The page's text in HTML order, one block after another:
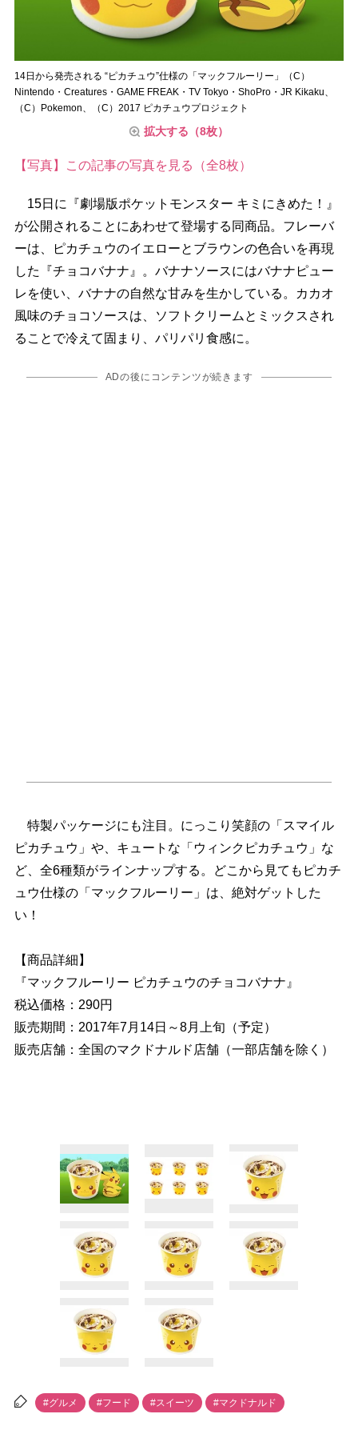
14日から発売される “ピカチュウ”仕様の「マックフルーリー」（C）
Nintendo・Creatures・GAME FREAK・TV Tokyo・ShoPro・JR Kikaku、
（C）Pokemon、（C）2017 ピカチュウプロジェクト
拡大する（8枚）
【写真】この記事の写真を見る（全8枚）
15日に『劇場版ポケットモンスター キミにきめた！』
が公開されることにあわせて登場する同商品。フレーバ
ーは、ピカチュウのイエローとブラウンの色合いを再現
した『チョコバナナ』。バナナソースにはバナナピュー
レを使い、バナナの自然な甘みを生かしている。カカオ
風味のチョコソースは、ソフトクリームとミックスされ
ることで冷えて固まり、パリパリ食感に。
ADの後にコンテンツが続きます
特製パッケージにも注目。にっこり笑顔の「スマイル
ピカチュウ」や、キュートな「ウィンクピカチュウ」な
ど、全6種類がラインナップする。どこから見てもピカチ
ュウ仕様の「マックフルーリー」は、絶対ゲットした
い！
【商品詳細】
『マックフルーリー ピカチュウのチョコバナナ』
税込価格：290円
販売期間：2017年7月14日～8月上旬（予定）
販売店舗：全国のマクドナルド店舗（一部店舗を除く）
#グルメ #フード #スイーツ #マクドナルド